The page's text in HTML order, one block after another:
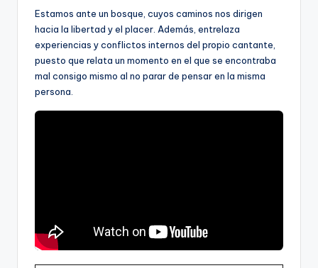
Estamos ante un bosque, cuyos caminos nos dirigen
hacia la libertad y el placer. Además, entrelaza
experiencias y conflictos internos del propio cantante,
puesto que relata un momento en el que se encontraba
mal consigo mismo al no parar de pensar en la misma
persona.